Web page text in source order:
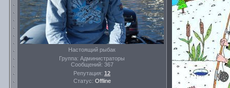
Настоящий рыбак
Группа: Администраторы
Сообщений: 367
Репутация: 12
Статус: Offline